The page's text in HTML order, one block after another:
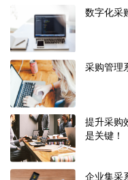
数字化采
采购管理
提升采购
是关键！
企业集采